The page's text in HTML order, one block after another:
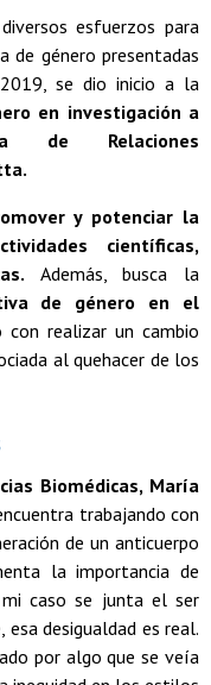
esfuerzos para
de género presentadas
se dio inicio a la
en investigación a
de Relaciones
y potenciar la
científicas,
Además, busca la
de género en el
con realizar un cambio
al quehacer de los
Biomédicas, María
trabajando con
de un anticuerpo
la importancia de
mi caso se junta el ser
desigualdad es real.
por algo que se veía